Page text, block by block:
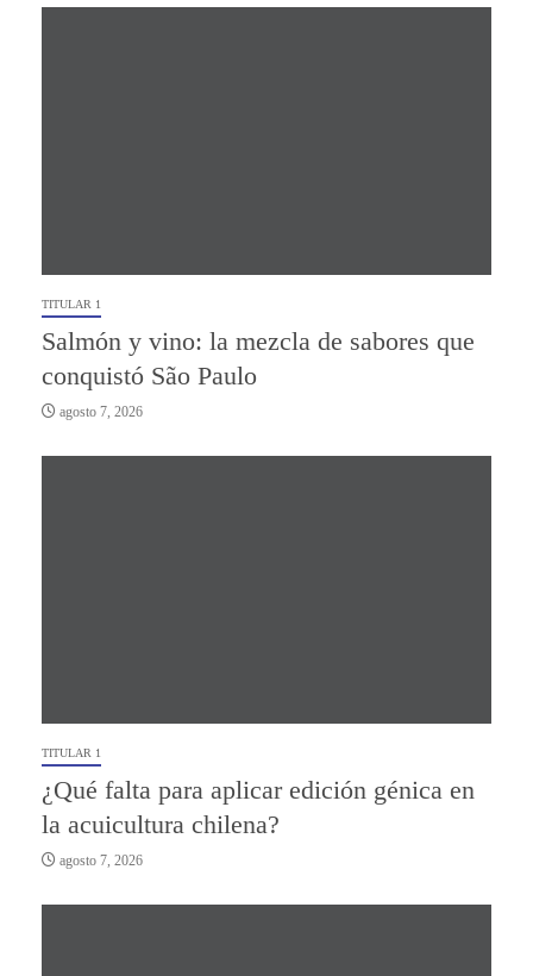
TITULAR 1
Salmón y vino: la mezcla de sabores que
conquistó São Paulo
agosto 7, 2026
TITULAR 1
¿Qué falta para aplicar edición génica en
la acuicultura chilena?
agosto 7, 2026